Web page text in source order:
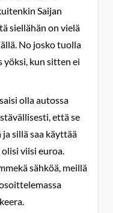
Saijan
siellähän on vielä
No josko tuolla
yöksi, kun sitten ei
olla autossa
että se
sillä saa käyttää
viisi euroa.
sähköä, meillä